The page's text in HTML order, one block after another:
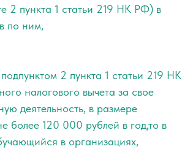
2 пункта 1 статьи 219 НК РФ) в
по ним,
2 пункта 1 статьи 219 НК
налогового вычета за свое
деятельность, в размере
более 120 000 рублей в год,то в
в организациях,